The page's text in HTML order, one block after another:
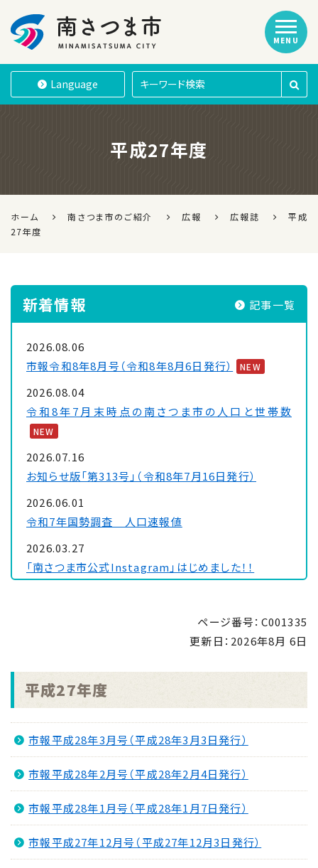
南さつま市
Language
MENU
平成27年度
ホーム 南さつま市のご紹介 広報 広報誌
平成
27年度
新着情報 記事一覧
2026.08.06
市報令和8年8月号（令和8年8月6日発行）
NEW
2026.08.04
令和8年7月末時点の南さつま市の人口と世帯数
NEW
2026.07.16
お知らせ版「第313号」（令和8年7月16日発行）
2026.06.01
令和7年国勢調査 人口速報値
2026.03.27
「南さつま市公式Instagram」はじめました！！
令和6年度版「統計みなみさつま」
2023.11.10
オープンデータの取組みについて
2022.11.22
令和４年度版「統計みなみさつま」
ページ番号：C001335
更新日： 2026年8月 6日
平成27年度
市報平成28年3月号（平成28年3月3日発行）
市報平成28年2月号（平成28年2月4日発行）
市報平成28年1月号（平成28年1月7日発行）
市報平成27年12月号（平成27年12月3日発行）